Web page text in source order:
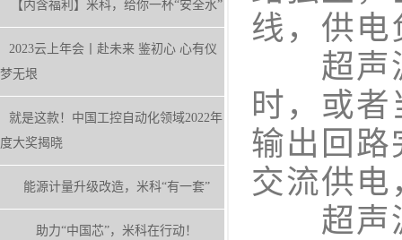
【内含福利】米科，给你一杯“安全水”
2023云上年会丨赴未来 鉴初心 心有仪
梦无垠
就是这款！中国工控自动化领域2022年
度大奖揭晓
能源计量升级改造，米科“有一套”
助力“中国芯”，米科在行动！
线，供
超声波
时，或
输出回路
交流供
超声波